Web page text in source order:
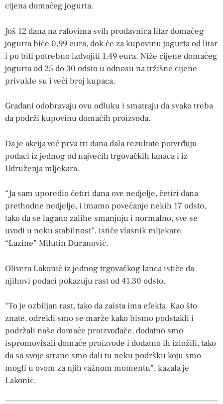
cijena domaćeg jogurta.
Još 12 dana na rafovima svih prodavnica litar domaćeg
jogurta biće 0,99 eura, dok će za kupovinu jogurta od litar
i po biti potrebno izdvojiti 1,49 eura. Niže cijene domaćeg
jogurta od 25 do 30 odsto u odnosu na tržišne cijene
privukle su i veći broj kupaca.
Građani odobravaju ovu odluku i smatraju da svako treba
da podrži kupovinu domaćih proizvoda.
Da je akcija već prva tri dana dala rezultate potvrđuju
podaci iz jednog od najvećih trgovačkih lanaca i iz
Udruženja mljekara.
“Ja sam uporedio četiri dana ove nedjelje, četiri dana
prethodne nedjelje, i imamo povećanje nekih 17 odsto,
tako da se lagano zalihe smanjuju i normalno, sve se
uvodi u neku stabilnost”, ističe vlasnik mljekare
“Lazine” Milutin Đuranović.
Olivera Lakonić iz jednog trgovačkog lanca ističe da
njihovi podaci pokazuju rast od 41,30 odsto.
“To je ozbiljan rast, tako da zaista ima efekta. Kao što
znate, odrekli smo se marže kako bismo podstakli i
podržali naše domaće proizvođače, dodatno smo
ispromovisali domaće proizvode i dodatno ih izložili, tako
da sa svoje strane smo dali tu neku podršku koju smo
mogli u ovom za njih važnom momentu”, kazala je
Lakonić.